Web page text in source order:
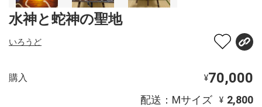
水神と蛇神の聖地
いろうど
購入 ¥70,000
配送：Mサイズ ¥ 2,800